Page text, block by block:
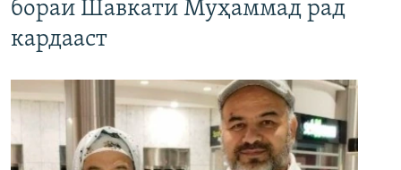
бораи Шавкати Муҳаммад рад
кардааст